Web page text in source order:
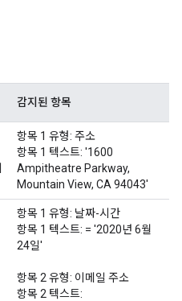
감지된 항목
항목 1 유형: 주소
항목 1 텍스트: '1600
Ampitheatre Parkway,
Mountain View, CA 94043'
항목 1 유형: 날짜-시간
항목 1 텍스트: = '2020년 6월
24일'
항목 2 유형: 이메일 주소
항목 2 텍스트: